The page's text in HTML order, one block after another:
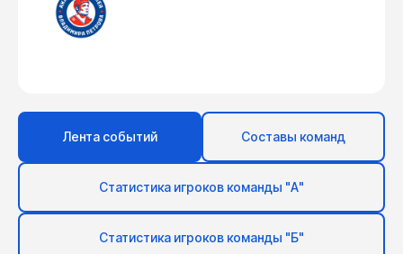
Лента событий Составы команд
Статистика игроков команды "А"
Статистика игроков команды "Б"